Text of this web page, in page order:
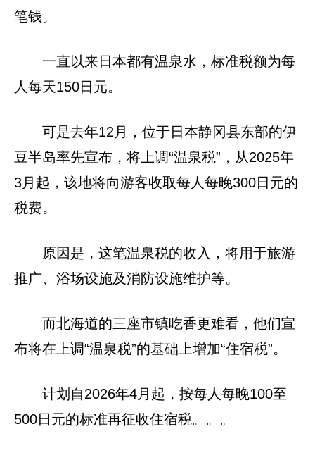
笔钱。
一直以来日本都有温泉水，标准税额为每
人每天150日元。
可是去年12月，位于日本静冈县东部的伊
豆半岛率先宣布，将上调“温泉税”，从2025年
3月起，该地将向游客收取每人每晚300日元的
税费。
原因是，这笔温泉税的收入，将用于旅游
推广、浴场设施及消防设施维护等。
而北海道的三座市镇吃香更难看，他们宣
布将在上调“温泉税”的基础上增加“住宿税”。
计划自2026年4月起，按每人每晚100至
500日元的标准再征收住宿税。。。